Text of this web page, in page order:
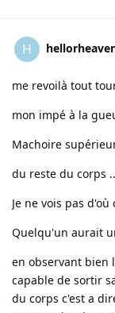
H
me revoilà tout
mon impé à la
Machoire
du reste du corps
Je ne vois pas
Quelqu'un aurait
en observant bien
capable de sortir
du corps c'est a